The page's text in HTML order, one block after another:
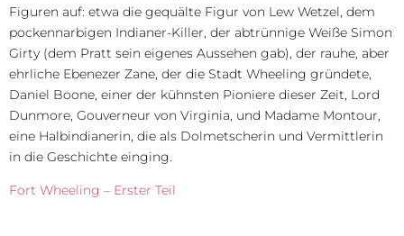
Figuren auf: etwa die gequälte Figur von Lew Wetzel, dem
pockennarbigen Indianer-Killer, der abtrünnige Weiße Simon
Girty (dem Pratt sein eigenes Aussehen gab), der rauhe, aber
ehrliche Ebenezer Zane, der die Stadt Wheeling gründete,
Daniel Boone, einer der kühnsten Pioniere dieser Zeit, Lord
Dunmore, Gouverneur von Virginia, und Madame Montour,
eine Halbindianerin, die als Dolmetscherin und Vermittlerin
in die Geschichte einging.
Fort Wheeling – Erster Teil